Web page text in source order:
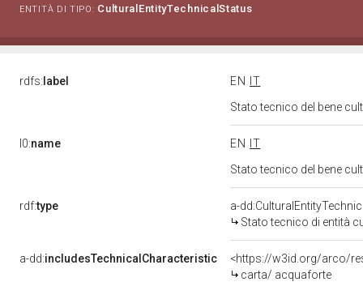
ENTITÀ DI TIPO: CulturalEntityTechnicalStatus
rdfs: label EN
IT
Stato tecnico del bene
l0:name EN
IT
Stato tecnico del bene
rdf:type
a-
Stato tecnico di entità
a-dd:includesTechnicalCharacteristic
<https://w3id.org/arco/
carta/ acquaforte